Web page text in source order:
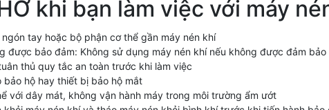
khi bạn làm việc với máy
tay hoặc bộ phận cơ thể gần máy nén khí
được bảo đảm: Không sử dụng máy nén khí nếu không được đảm
thủ quy tắc an toàn trước khi làm việc
bảo hộ hay thiết bị bảo hộ mắt
với dây mát, không vận hành máy trong môi trường ẩm ướt